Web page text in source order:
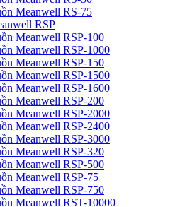
Meanwell RS-75
RSP
Meanwell RSP-100
Meanwell RSP-1000
Meanwell RSP-150
Meanwell RSP-1500
Meanwell RSP-1600
Meanwell RSP-200
Meanwell RSP-2000
Meanwell RSP-2400
Meanwell RSP-3000
Meanwell RSP-320
Meanwell RSP-500
Meanwell RSP-75
Meanwell RSP-750
Meanwell RST-10000